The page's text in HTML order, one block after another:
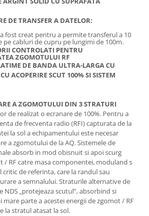
DE TRANSFER A DATELOR:
fost creat pentru a permite transferul a 10
pe cabluri de cupru pe lungimi de 100m.
CONTROLATI PENTRU
ZGOMOTULUI RF
DE BANDA ULTRA-LARGA CU
ACOPERIRE SCUT 100% SI SISTEM
A ZGOMOTULUI DIN 3 STRATURI
de realizat o ecranare de 100%. Pentru a
de frecventa radio (RFI) capturata de la
la sol a echipamentului este necesar
a zgomotului de la AQ. Sistemele de
absorb in mod obisnuit si apoi scurg
/ RF catre masa componentei, moduland s
de referinta, care la randul sau
a semnalului. Straturile alternative de
NDS „protejeaza scutul”, absorbind si
mare parte a acestei energii de zgomot / RF
la stratul atasat la sol.